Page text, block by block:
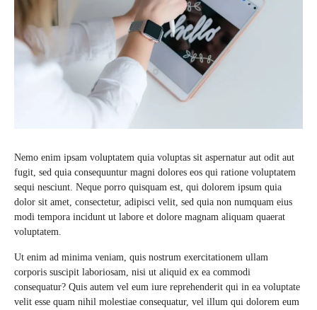
Nemo enim ipsam voluptatem quia voluptas sit aspernatur aut odit aut
fugit, sed quia consequuntur magni dolores eos qui ratione voluptatem
sequi nesciunt. Neque porro quisquam est, qui dolorem ipsum quia
dolor sit amet, consectetur, adipisci velit, sed quia non numquam eius
modi tempora incidunt ut labore et dolore magnam aliquam quaerat
voluptatem.
Ut enim ad minima veniam, quis nostrum exercitationem ullam
corporis suscipit laboriosam, nisi ut aliquid ex ea commodi
consequatur? Quis autem vel eum iure reprehenderit qui in ea voluptate
velit esse quam nihil molestiae consequatur, vel illum qui dolorem eum